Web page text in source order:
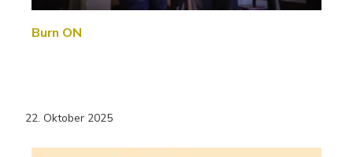
Burn ON
22. Oktober 2025